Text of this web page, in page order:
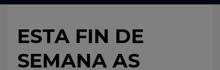
ESTA FIN DE
SEMANA AS